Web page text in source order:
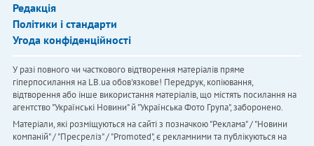
Редакція
Політики і стандарти
Угода конфіденційності
У разі повного чи часткового відтворення матеріалів пряме
гіперпосилання на LB.ua обов'язкове! Передрук, копіювання,
відтворення або інше використання матеріалів, що містять посилання на
агентство "Українськi Новини" й "Українська Фото Група", заборонено.
Матеріали, які розміщуються на сайті з позначкою "Реклама" / "Новини
компаній" / "Пресреліз" / "Promoted", є рекламними та публікуються на